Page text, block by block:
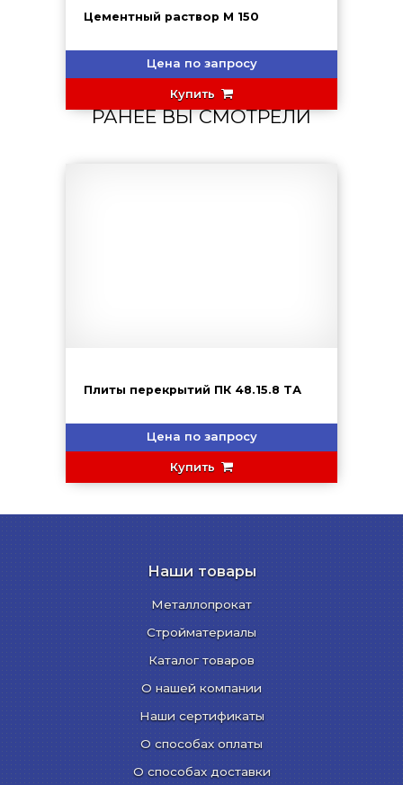
Цементный раствор М 150
Цена по запросу
Купить
РАНЕЕ ВЫ СМОТРЕЛИ
Плиты перекрытий ПК 48.15.8 ТА
Цена по запросу
Купить
Наши товары
Металлопрокат
Стройматериалы
Каталог товаров
О нашей компании
Наши сертификаты
О способах оплаты
О способах доставки